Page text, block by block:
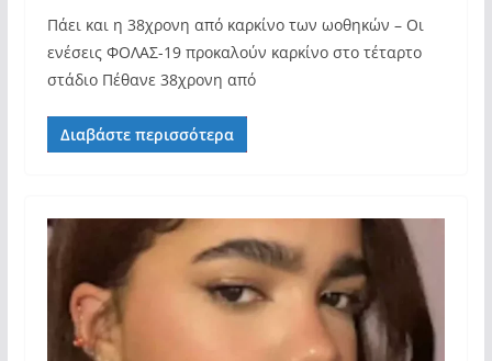
Πάει και η 38χρονη από καρκίνο των ωοθηκών – Οι
ενέσεις ΦΟΛΑΣ-19 προκαλούν καρκίνο στο τέταρτο
στάδιο Πέθανε 38χρονη από
Διαβάστε περισσότερα